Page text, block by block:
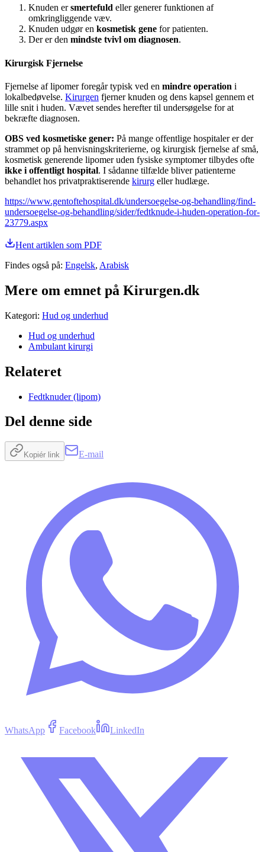
Knuden ersmertefuld eller generer funktionen af
omkringliggende væv.
Knuden udgør en kosmetisk gene for patienten.
Der er den mindste tvivl om diagnosen.
Kirurgisk Fjernelse
Fjernelse af lipomer foregår typisk ved en mindre operation i
lokalbedøvelse. Kirurgen fjerner knuden og dens kapsel gennem et
lille snit i huden. Vævet sendes herefter til undersøgelse for at
bekræfte diagnosen.
OBS ved kosmetiske gener: På mange offentlige hospitaler er der
strammet op på henvisningskriterierne, og kirurgisk fjernelse af små,
kosmetisk generende lipomer uden fysiske symptomer tilbydes ofte
ikke i offentligt hospital. I sådanne tilfælde bliver patienterne
behandlet hos privatpraktiserende kirurg eller hudlæge.
https://www.gentoftehospital.dk/undersoegelse-og-behandling/find-
undersoegelse-og-behandling/sider/fedtknude-i-huden-operation-for-
23779.aspx
Hent artiklen som PDF
Findes også på: Engelsk, Arabisk
Mere om emnet på Kirurgen.dk
Kategori: Hud og underhud
Hud og underhud
Ambulant kirurgi
Relateret
Fedtknuder (lipom)
Del denne side
Kopiér link E-mail
WhatsApp Facebook LinkedIn